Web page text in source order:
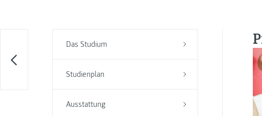
Das Studium
Studienplan
Ausstattung